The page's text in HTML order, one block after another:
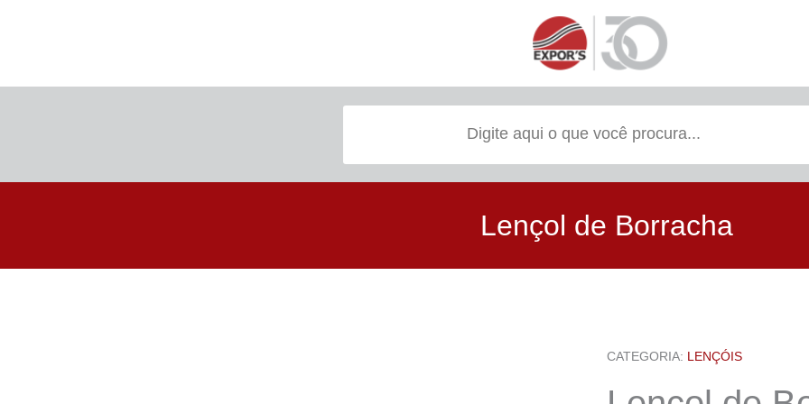
Lençol de Borracha
CATEGORIA: LENÇÓIS